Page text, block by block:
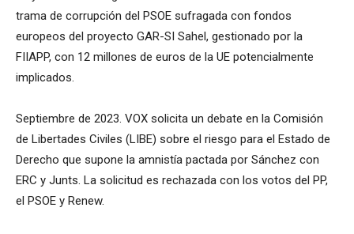
trama de corrupción del PSOE sufragada con fondos
europeos del proyecto GAR-SI Sahel, gestionado por la
FIIAPP, con 12 millones de euros de la UE potencialmente
implicados.
Septiembre de 2023. VOX solicita un debate en la Comisión
de Libertades Civiles (LIBE) sobre el riesgo para el Estado de
Derecho que supone la amnistía pactada por Sánchez con
ERC y Junts. La solicitud es rechazada con los votos del PP,
el PSOE y Renew.